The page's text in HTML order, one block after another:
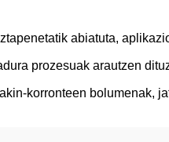
abiatuta,
prozesuak arautzen
korronteen bolumenak,